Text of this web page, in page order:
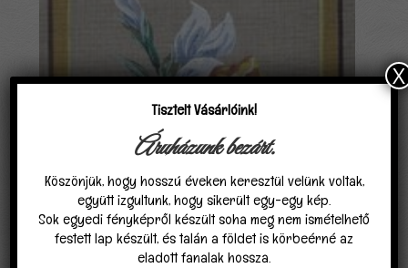
Tisztelt Vásárlóink!
Áruházunk bezárt.
Köszönjük, hogy hosszú éveken keresztül velünk voltak,
együtt izgultunk, hogy sikerült egy-egy kép.
Sok egyedi fényképről készült soha meg nem ismételhető
festett lap készült, és talán a földet is körbeérné az
eladott fanalak hossza.
X